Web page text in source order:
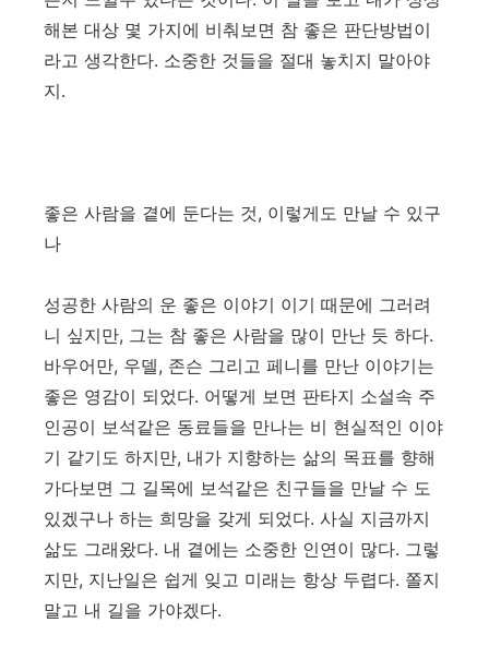
해본 대상 몇 가지에 비춰보면 참 좋은 판단방법이
라고 생각한다. 소중한 것들을 절대 놓치지 말아야
지.
좋은 사람을 곁에 둔다는 것, 이렇게도 만날 수 있구
나
성공한 사람의 운 좋은 이야기 이기 때문에 그러려
니 싶지만, 그는 참 좋은 사람을 많이 만난 듯 하다.
바우어만, 우델, 존슨 그리고 페니를 만난 이야기는
좋은 영감이 되었다. 어떻게 보면 판타지 소설속 주
인공이 보석같은 동료들을 만나는 비 현실적인 이야
기 같기도 하지만, 내가 지향하는 삶의 목표를 향해
가다보면 그 길목에 보석같은 친구들을 만날 수 도
있겠구나 하는 희망을 갖게 되었다. 사실 지금까지
삶도 그래왔다. 내 곁에는 소중한 인연이 많다. 그렇
지만, 지난일은 쉽게 잊고 미래는 항상 두렵다. 쫄지
말고 내 길을 가야겠다.